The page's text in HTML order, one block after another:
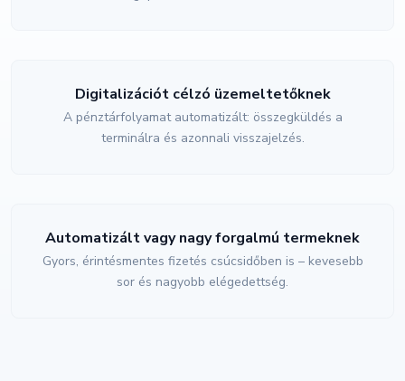
Digitalizációt célzó üzemeltetőknek
A pénztárfolyamat automatizált: összegküldés a
terminálra és azonnali visszajelzés.
Automatizált vagy nagy forgalmú termeknek
Gyors, érintésmentes fizetés csúcsidőben is – kevesebb
sor és nagyobb elégedettség.